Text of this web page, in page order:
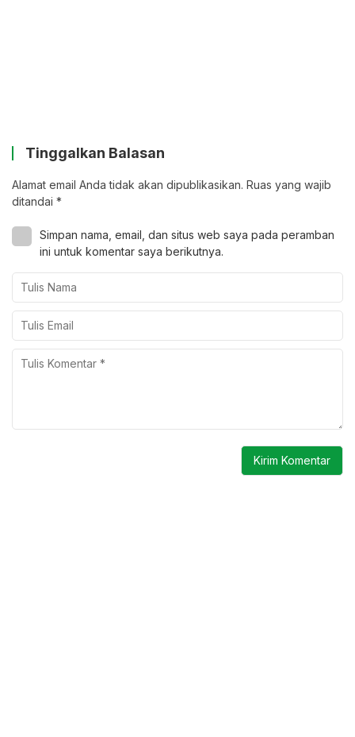
Tinggalkan Balasan
Alamat email Anda tidak akan dipublikasikan. Ruas yang wajib
ditandai *
Simpan nama, email, dan situs web saya pada peramban
ini untuk komentar saya berikutnya.